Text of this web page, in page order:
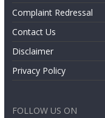
Complaint Redressal
Contact Us
Disclaimer
Privacy Policy
FOLLOW US ON